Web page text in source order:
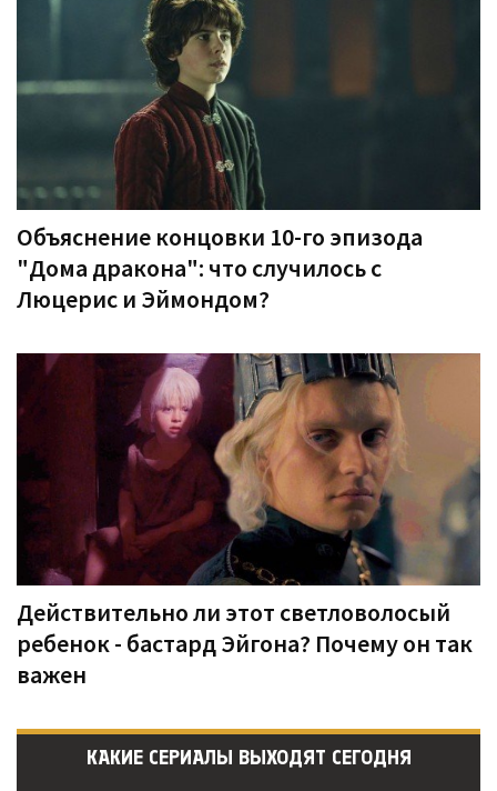
Объяснение концовки 10-го эпизода
"Дома дракона": что случилось с
Люцерис и Эймондом?
Действительно ли этот светловолосый
ребенок - бастард Эйгона? Почему он так
важен
КАКИЕ СЕРИАЛЫ ВЫХОДЯТ СЕГОДНЯ